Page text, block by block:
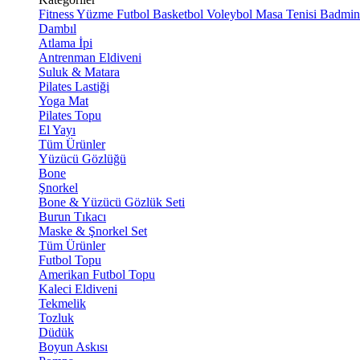
FitnessYüzme Futbol Basketbol Voleybol Masa Tenisi
Dambıl
Atlama İpi
Antrenman Eldiveni
Suluk & Matara
Pilates Lastiği
Yoga Mat
Pilates Topu
El Yayı
Tüm Ürünler
Yüzücü Gözlüğü
Bone
Şnorkel
Bone & Yüzücü Gözlük Seti
Burun Tıkacı
Maske & Şnorkel Set
Tüm Ürünler
Futbol Topu
Amerikan Futbol Topu
Kaleci Eldiveni
Tekmelik
Tozluk
Düdük
Boyun Askısı